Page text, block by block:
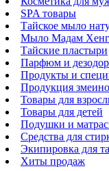
SPA товары
Тайское мыло
Мыло Мадам Хенг
Тайские пластыри
Парфюм и
Продукты и
Продукция
Товары для
Товары для детей
Подушки и
Средства для
Экипировка для
Хиты продаж